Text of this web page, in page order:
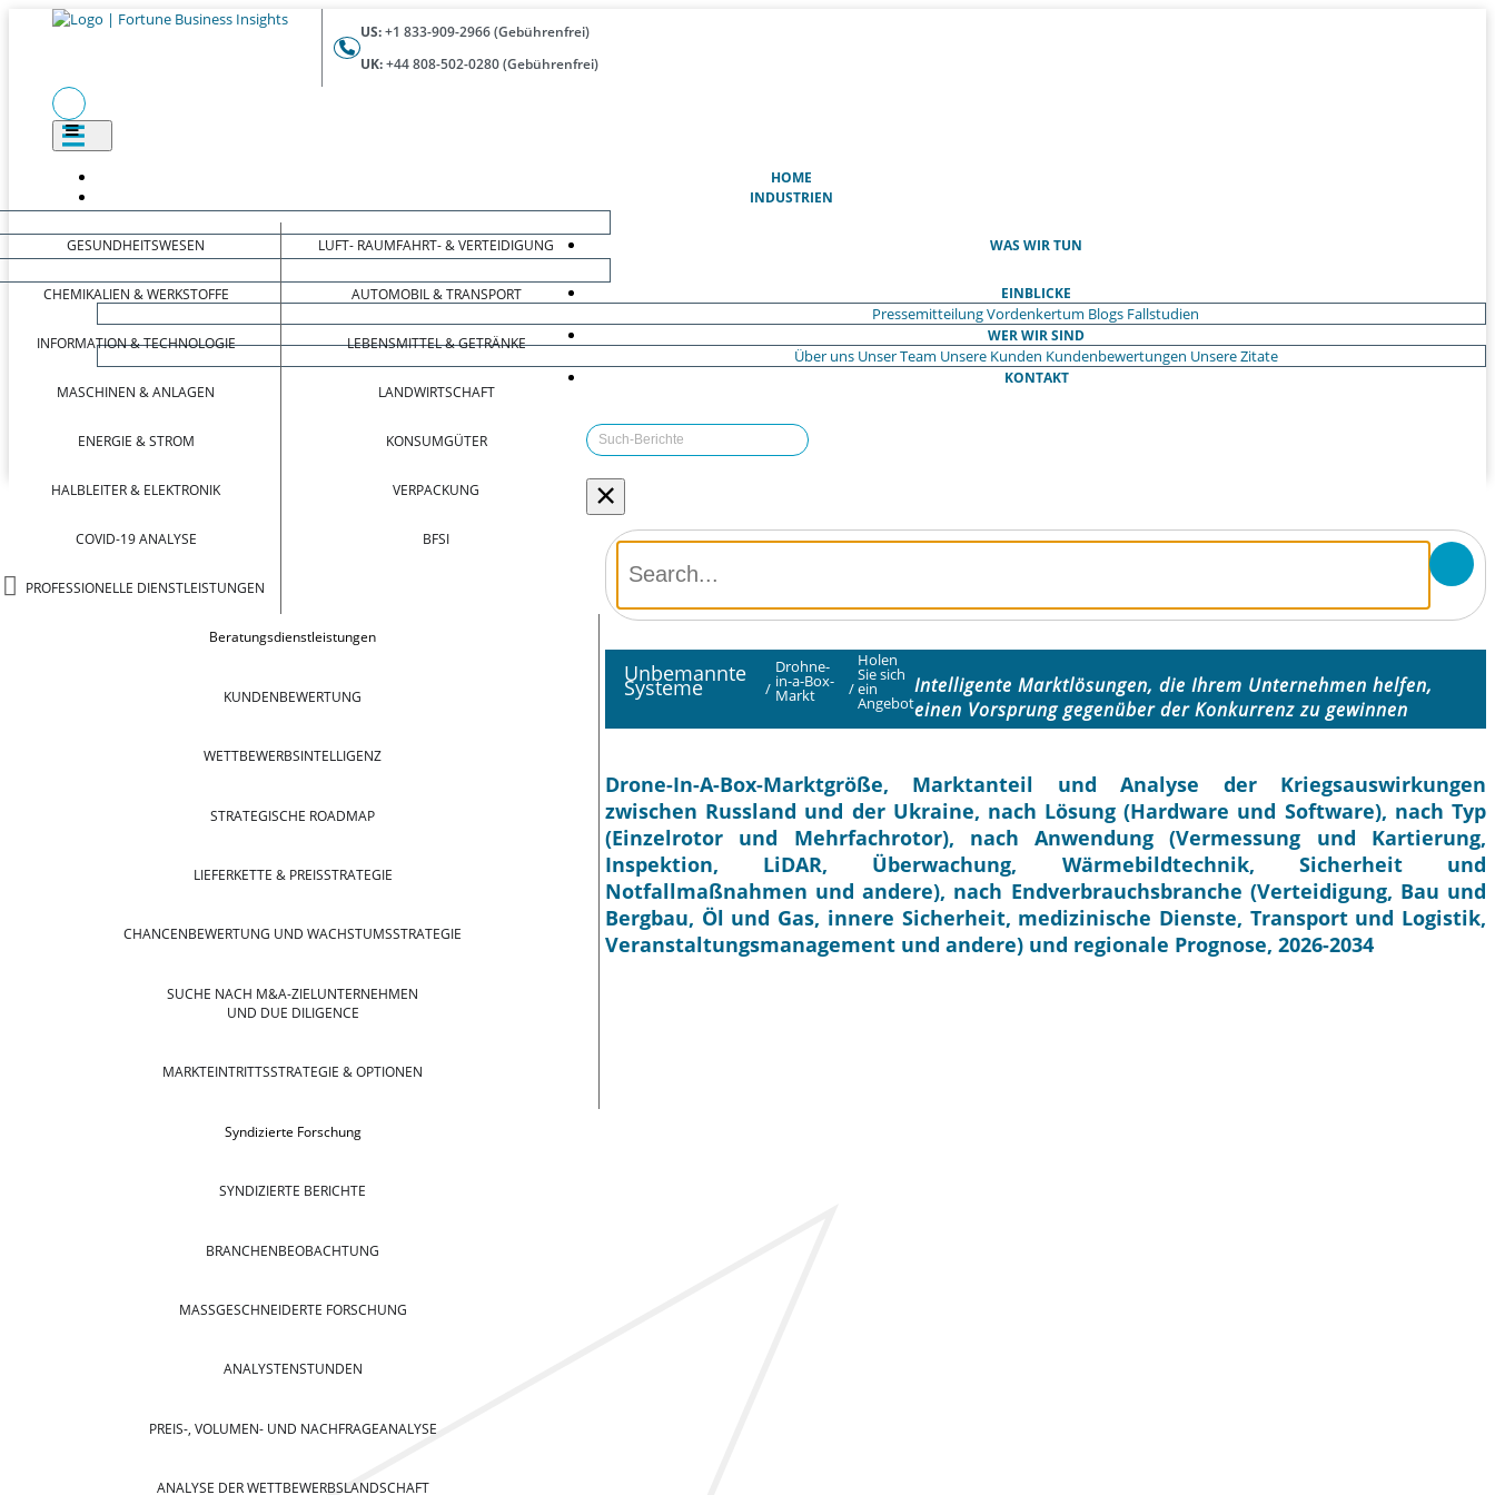
US:+1 833-909-2966 (Gebührenfrei)
UK:+44 808-502-0280 (Gebührenfrei)
HOME
INDUSTRIEN
GESUNDHEITSWESEN
CHEMIKALIEN & WERKSTOFFE
INFORMATION & TECHNOLOGIE
MASCHINEN & ANLAGEN
ENERGIE & STROM
HALBLEITER & ELEKTRONIK
COVID-19 ANALYSE
PROFESSIONELLE DIENSTLEISTUNGEN
LUFT- RAUMFAHRT- & VERTEIDIGUNG
AUTOMOBIL & TRANSPORT
LEBENSMITTEL & GETRÄNKE
LANDWIRTSCHAFT
KONSUMGÜTER
VERPACKUNG
BFSI
WAS WIR TUN
Beratungsdienstleistungen
KUNDENBEWERTUNG
WETTBEWERBSINTELLIGENZ
STRATEGISCHE ROADMAP
LIEFERKETTE & PREISSTRATEGIE
CHANCENBEWERTUNG UND WACHSTUMSSTRATEGIE
SUCHE NACH M&A-ZIELUNTERNEHMEN
UND DUE DILIGENCE
MARKTEINTRITTSSTRATEGIE & OPTIONEN
Syndizierte Forschung
SYNDIZIERTE BERICHTE
BRANCHENBEOBACHTUNG
MASSGESCHNEIDERTE FORSCHUNG
ANALYSTENSTUNDEN
PREIS-, VOLUMEN- UND NACHFRAGEANALYSE
ANALYSE DER WETTBEWERBSLANDSCHAFT
EINBLICKE
PressemitteilungVordenkertum Blogs Fallstudien
WER WIR SIND
Über uns Unser Team Unsere Kunden Kundenbewertungen Unsere Zitate
KONTAKT
×
Unbemannte
Systeme /
Drohne-
in-a-Box-
Markt /
Holen
Sie sich
ein
Angebot
Intelligente Marktlösungen, die Ihrem Unternehmen helfen,
einen Vorsprung gegenüber der Konkurrenz zu gewinnen
Drone-In-A-Box-Marktgröße, Marktanteil und Analyse der Kriegsauswirkungen
zwischen Russland und der Ukraine, nach Lösung (Hardware und Software), nach Typ
(Einzelrotor und Mehrfachrotor), nach Anwendung (Vermessung und Kartierung,
Inspektion, LiDAR, Überwachung, Wärmebildtechnik, Sicherheit und
Notfallmaßnahmen und andere), nach Endverbrauchsbranche (Verteidigung, Bau und
Bergbau, Öl und Gas, innere Sicherheit, medizinische Dienste, Transport und Logistik,
Veranstaltungsmanagement und andere) und regionale Prognose, 2026-2034